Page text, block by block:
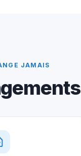
JAMAIS